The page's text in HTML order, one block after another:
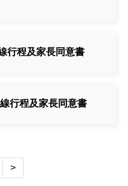
行程及家長同意書
行程及家長同意書
>